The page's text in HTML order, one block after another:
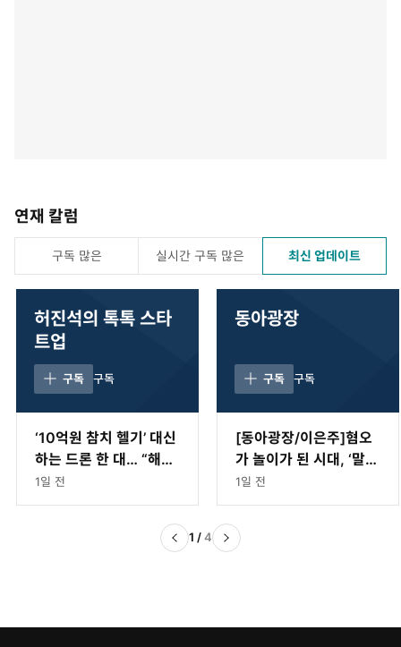
연재 칼럼
구독 많은 실시간 구독 많은 최신 업데이트
허진석의 톡톡 스타
트업
구독 구독
‘10억원 참치 헬기’ 대신
하는 드론 한 대… “해상
경계하는 방산까지 진
출”[허진석의 톡톡 스타
1일 전
동아광장
구독 구독
[동아광장/이은주]혐오
가 놀이가 된 시대, ‘말리
는 시누이’가 되자
1일 전
1 /4